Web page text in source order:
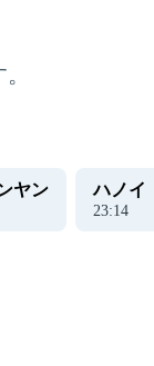
ヤン ハノイ
23:15